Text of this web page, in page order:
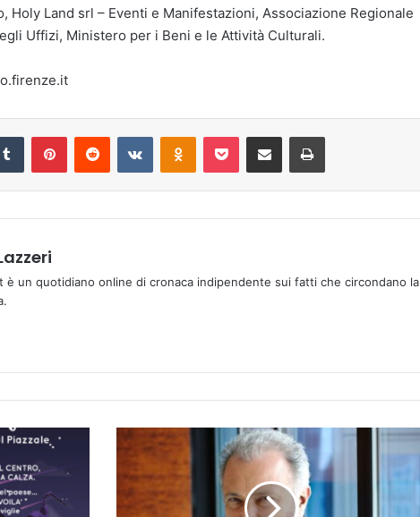
Holy Land srl – Eventi e Manifestazioni, Associazione Regionale
Uffizi, Ministero per i Beni e le Attività Culturali.
è un quotidiano online di cronaca indipendente sui fatti che circondano la
’
O